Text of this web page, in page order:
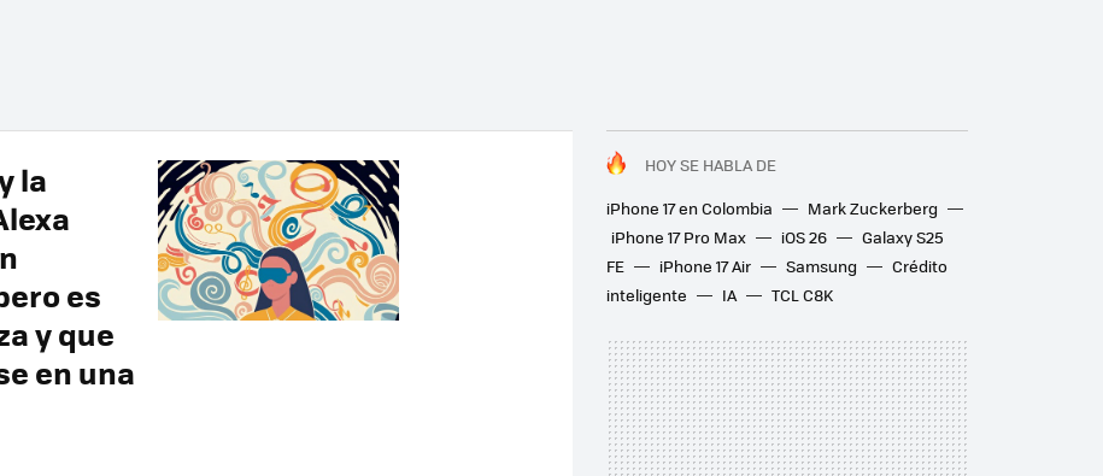
HOY SE HABLA DE
iPhone 17 en Colombia
Mark Zuckerberg
iPhone 17 Pro Max
iOS 26
Galaxy S25
FE
iPhone 17 Air Samsung
Crédito
inteligente
IA TCL C8K
la
es
y que
en una